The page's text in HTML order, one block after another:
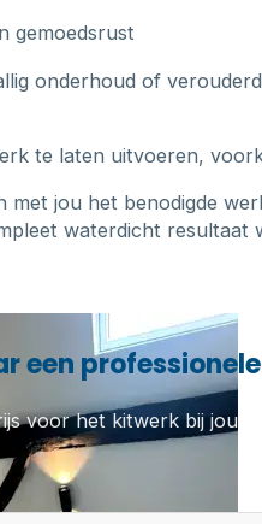
gemoedsrust
onderhoud of
te laten uitvoeren,
met jou het benodigde
waterdicht resultaat
een
voor het kitwerk bij jou